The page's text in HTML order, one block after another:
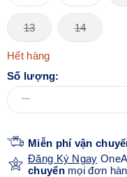
13 14
Hết hàng
Số lượng:
Miễn phí vận
Đăng Ký Ngay
chuyểnmọi đơn